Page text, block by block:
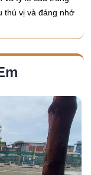
thú vị và đáng nhớ